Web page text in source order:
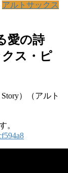
アルトサックス
愛の詩
クス・ピ
）（アルト
。